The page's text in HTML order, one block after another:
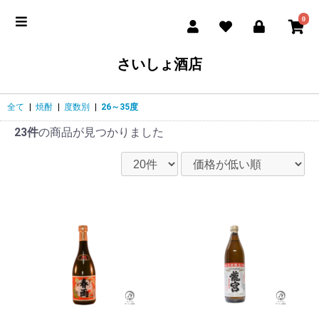
0
さいしょ酒店
全て 焼酎 度数別 26～35度
23件の商品が見つかりました